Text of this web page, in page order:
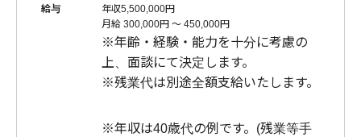
給与
年収5,500,000円
月給 300,000円 〜 450,000円
※年齢・経験・能力を十分に考慮の
上、面談にて決定します。
※残業代は別途全額支給いたします。
※年収は40歳代の例です。(残業等手